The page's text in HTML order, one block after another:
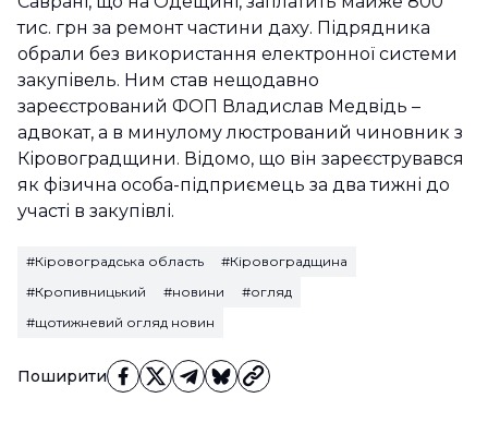
Поширити
тис. грн за ремонт частини даху. Підрядника
обрали без використання електронної системи
закупівель. Ним став нещодавно
зареєстрований ФОП Владислав Медвідь –
адвокат, а в минулому люстрований чиновник з
Кіровоградщини. Відомо, що він зареєструвався
як фізична особа-підприємець за два тижні до
участі в закупівлі.
#Кіровоградська область
#Кіровоградщина
#Кропивницький
#новини
#огляд
#щотижневий огляд новин